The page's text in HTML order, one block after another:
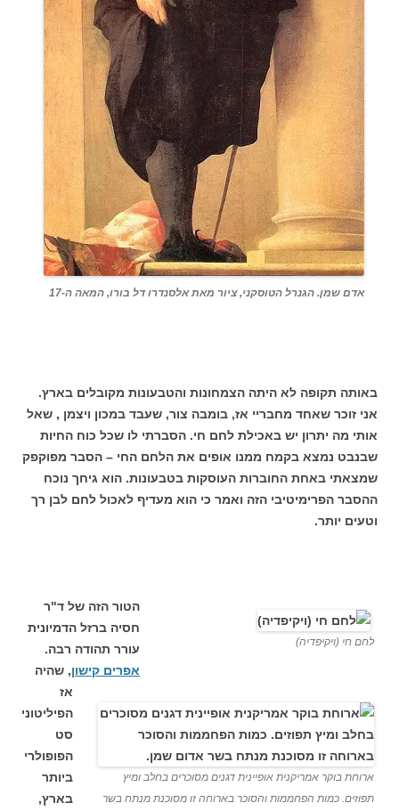
אדם שמן. הגנרל הטוסקני, ציור מאת אלסנדרו דל בורו, המאה ה-17
באותה תקופה לא היתה הצמחונות והטבעונות מקובלים בארץ.
אני זוכר שאחד מחבריי אז, בומבה צור, שעבד במכון ויצמן , שאל
אותי מה יתרון יש באכילת לחם חי. הסברתי לו שכל כוח החיות
שבנבט נמצא בקמח ממנו אופים את הלחם החי – הסבר מפוקפק
שמצאתי באחת החוברות העוסקות בטבעונות. הוא גיחך נוכח
ההסבר הפרימיטיבי הזה ואמר כי הוא מעדיף לאכול לחם לבן רך
וטעים יותר.
לחם חי (ויקיפדיה)
ארוחת בוקר אמריקנית אופיינית דגנים מסוכרים בחלב ומיץ
תפוזים. כמות הפחממות והסוכר בארוחה זו מסוכנת מנתח בשר
הטור הזה של ד"ר
חסיה ברזל הדמיונית
עורר תהודה רבה.
אפרים קישון, שהיה
אז
הפיליטוני
סט
הפופולרי
ביותר
בארץ,